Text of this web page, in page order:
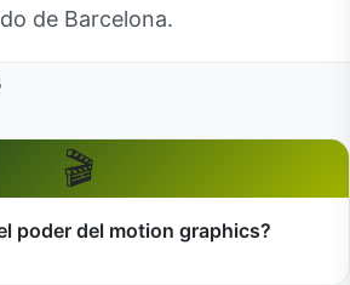
de Barcelona.
🎬
poder del motion graphics?